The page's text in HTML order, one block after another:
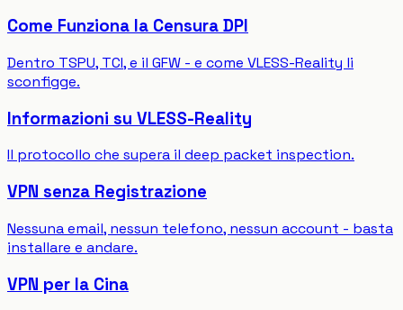
Come Funziona la Censura DPI
Dentro TSPU, TCI, e il GFW - e come VLESS-Reality li
sconfigge.
Informazioni su VLESS-Reality
Il protocollo che supera il deep packet inspection.
VPN senza Registrazione
Nessuna email, nessun telefono, nessun account - basta
installare e andare.
VPN per la Cina